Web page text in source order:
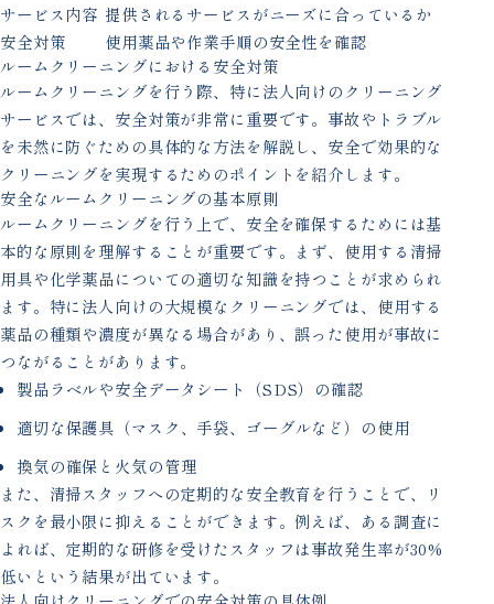
サービス内容 提供されるサービスがニーズに合っているか
安全対策
使用薬品や作業手順の安全性を確認
ルームクリーニングにおける安全対策
ルームクリーニングを行う際、特に法人向けのクリーニング
サービスでは、安全対策が非常に重要です。事故やトラブル
を未然に防ぐための具体的な方法を解説し、安全で効果的な
クリーニングを実現するためのポイントを紹介します。
安全なルームクリーニングの基本原則
ルームクリーニングを行う上で、安全を確保するためには基
本的な原則を理解することが重要です。まず、使用する清掃
用具や化学薬品についての適切な知識を持つことが求められ
ます。特に法人向けの大規模なクリーニングでは、使用する
薬品の種類や濃度が異なる場合があり、誤った使用が事故に
つながることがあります。
製品ラベルや安全データシート（SDS）の確認
適切な保護具（マスク、手袋、ゴーグルなど）の使用
換気の確保と火気の管理
また、清掃スタッフへの定期的な安全教育を行うことで、リ
スクを最小限に抑えることができます。例えば、ある調査に
よれば、定期的な研修を受けたスタッフは事故発生率が30%
低いという結果が出ています。